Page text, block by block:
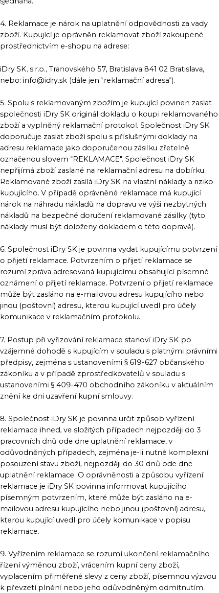
4. Reklamace je nárok na uplatnění odpovědnosti za vady
zboží. Kupující je oprávněn reklamovat zboží zakoupené
prostřednictvím e-shopu na adrese:
iDry SK, s.r.o., Tranovského 57, Bratislava 841 02 Bratislava,
nebo: info@idry.sk (dále jen "reklamační adresa").
5. Spolu s reklamovaným zbožím je kupující povinen zaslat
společnosti iDry SK originál dokladu o koupi reklamovaného
zboží a vyplněný reklamační protokol. Společnost iDry SK
doporučuje zaslat zboží spolu s příslušnými doklady na
adresu reklamace jako doporučenou zásilku zřetelně
označenou slovem "REKLAMACE". Společnost iDry SK
nepřijímá zboží zaslané na reklamační adresu na dobírku.
Reklamované zboží zasílá iDry SK na vlastní náklady a riziko
kupujícího. V případě oprávněné reklamace má kupující
nárok na náhradu nákladů na dopravu ve výši nezbytných
nákladů na bezpečné doručení reklamované zásilky (tyto
náklady musí být doloženy dokladem o této dopravě).
6. Společnost iDry SK je povinna vydat kupujícímu potvrzení
o přijetí reklamace. Potvrzením o přijetí reklamace se
rozumí zpráva adresovaná kupujícímu obsahující písemné
oznámení o přijetí reklamace. Potvrzení o přijetí reklamace
může být zasláno na e-mailovou adresu kupujícího nebo
jinou (poštovní) adresu, kterou kupující uvedl pro účely
komunikace v reklamačním protokolu.
7. Postup při vyřizování reklamace stanoví iDry SK po
vzájemné dohodě s kupujícím v souladu s platnými právními
předpisy, zejména s ustanoveními § 619-627 občanského
zákoníku a v případě zprostředkovatelů v souladu s
ustanoveními § 409-470 obchodního zákoníku v aktuálním
znění ke dni uzavření kupní smlouvy.
8. Společnost iDry SK je povinna určit způsob vyřízení
reklamace ihned, ve složitých případech nejpozději do 3
pracovních dnů ode dne uplatnění reklamace, v
odůvodněných případech, zejména je-li nutné komplexní
posouzení stavu zboží, nejpozději do 30 dnů ode dne
uplatnění reklamace. O oprávněnosti a způsobu vyřízení
reklamace je iDry SK povinna informovat kupujícího
písemným potvrzením, které může být zasláno na e-
mailovou adresu kupujícího nebo jinou (poštovní) adresu,
kterou kupující uvedl pro účely komunikace v popisu
reklamace.
9. Vyřízením reklamace se rozumí ukončení reklamačního
řízení výměnou zboží, vrácením kupní ceny zboží,
vyplacením přiměřené slevy z ceny zboží, písemnou výzvou
k převzetí plnění nebo jeho odůvodněným odmítnutím.